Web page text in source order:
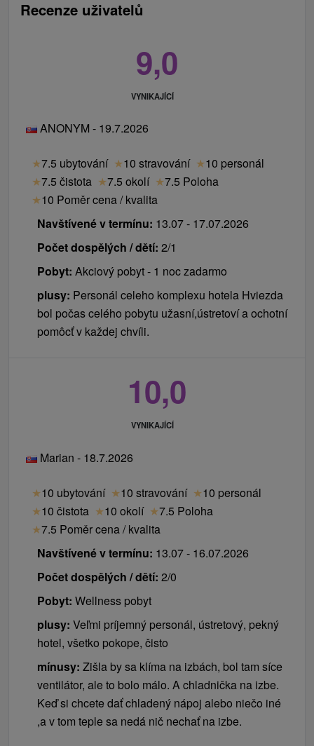
Recenze uživatelů
9,0
VYNIKAJÍCÍ
ANONYM - 19.7.2026
★7.5 ubytování ★10 stravování ★10 personál
★7.5 čistota ★7.5 okolí ★7.5 Poloha
★10 Poměr cena / kvalita
Navštívené v termínu: 13.07 - 17.07.2026
Počet dospělých / dětí: 2/1
Pobyt: Akciový pobyt - 1 noc zadarmo
plusy: Personál celeho komplexu hotela Hviezda
bol počas celého pobytu užasní,ústretoví a ochotní
pomôcť v každej chvíli.
10,0
VYNIKAJÍCÍ
Marian - 18.7.2026
★10 ubytování ★10 stravování ★10 personál
★10 čistota ★10 okolí ★7.5 Poloha
★7.5 Poměr cena / kvalita
Navštívené v termínu: 13.07 - 16.07.2026
Počet dospělých / dětí: 2/0
Pobyt: Wellness pobyt
plusy: Veľmi príjemný personál, ústretový, pekný
hotel, všetko pokope, čisto
mínusy: Zišla by sa klíma na izbách, bol tam síce
ventilátor, ale to bolo málo. A chladnička na izbe.
Keď si chcete dať chladený nápoj alebo niečo iné
,a v tom teple sa nedá nič nechať na izbe.